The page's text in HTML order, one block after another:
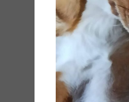
o
n